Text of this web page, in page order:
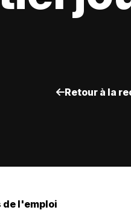
Retour à la
de l'emploi